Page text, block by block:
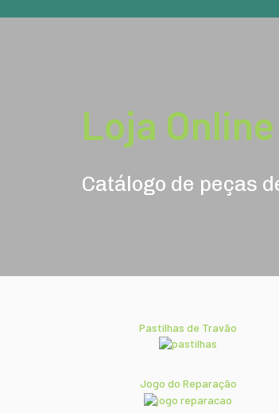
Loja Online
Catálogo de peças
Pastilhas de Travão
Jogo do Reparação